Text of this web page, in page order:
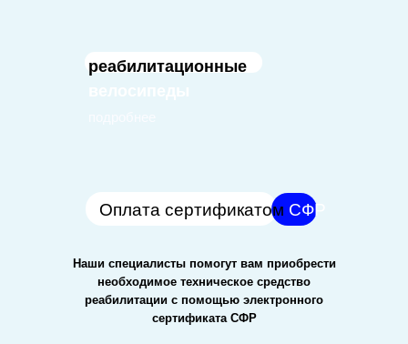
реабилитационные
Оплата сертификатом СФР
Наши специалисты помогут вам приобрести
необходимое техническое средство
реабилитации с помощью электронного
сертификата СФР